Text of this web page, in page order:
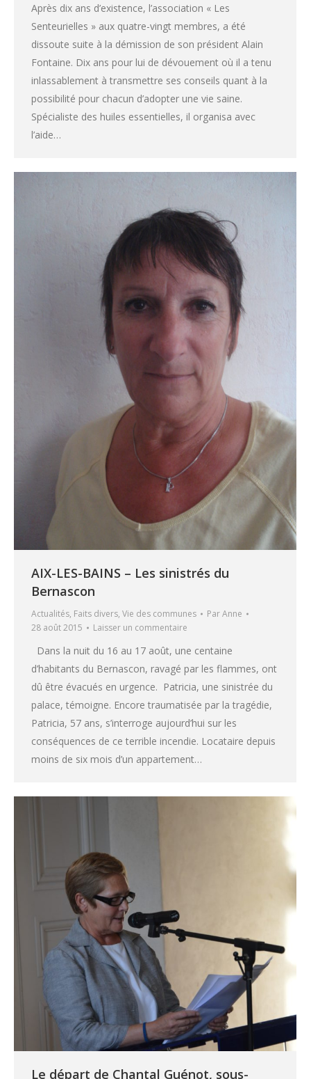
Après dix ans d’existence, l’association « Les
Senteurielles » aux quatre-vingt membres, a été
dissoute suite à la démission de son président Alain
Fontaine. Dix ans pour lui de dévouement où il a tenu
inlassablement à transmettre ses conseils quant à la
possibilité pour chacun d’adopter une vie saine.
Spécialiste des huiles essentielles, il organisa avec
l’aide…
AIX-LES-BAINS – Les sinistrés du
Bernascon
Actualités, Faits divers, Vie des communes ParAnne
28 août 2015
Laisser un commentaire
Dans la nuit du 16 au 17 août, une centaine
d’habitants du Bernascon, ravagé par les flammes, ont
dû être évacués en urgence. Patricia, une sinistrée du
palace, témoigne. Encore traumatisée par la tragédie,
Patricia, 57 ans, s’interroge aujourd’hui sur les
conséquences de ce terrible incendie. Locataire depuis
moins de six mois d’un appartement…
Le départ de Chantal Guénot, sous-